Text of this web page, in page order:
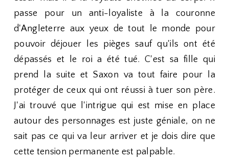
passe pour un anti-loyaliste à la couronne
d'Angleterre aux yeux de tout le monde pour
pouvoir déjouer les pièges sauf qu'ils ont été
dépassés et le roi a été tué. C'est sa fille qui
prend la suite et Saxon va tout faire pour la
protéger de ceux qui ont réussi à tuer son père.
J'ai trouvé que l'intrigue qui est mise en place
autour des personnages est juste géniale, on ne
sait pas ce qui va leur arriver et je dois dire que
cette tension permanente est palpable.